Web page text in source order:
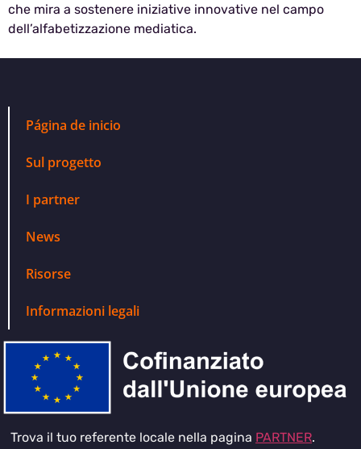
che mira a sostenere iniziative innovative nel campo
dell’alfabetizzazione mediatica.
Página de inicio
Sul progetto
I partner
News
Risorse
Informazioni legali
Trova il tuo referente locale nella pagina PARTNER.